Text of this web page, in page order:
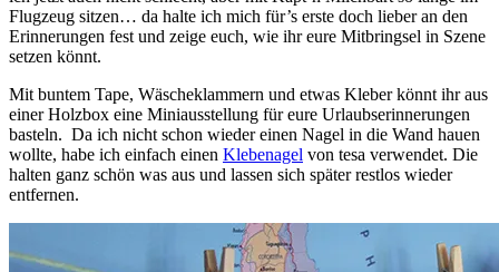
Flugzeug sitzen… da halte ich mich für’s erste doch lieber an den
Erinnerungen fest und zeige euch, wie ihr eure Mitbringsel in Szene
setzen könnt.
Mit buntem Tape, Wäscheklammern und etwas Kleber könnt ihr aus
einer Holzbox eine Miniausstellung für eure Urlaubserinnerungen
basteln. Da ich nicht schon wieder einen Nagel in die Wand hauen
wollte, habe ich einfach einen Klebenagel von tesa verwendet. Die
halten ganz schön was aus und lassen sich später restlos wieder
entfernen.